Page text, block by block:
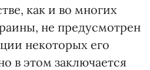
как и во многих
не предусмотрен
некоторых его
в этом заключается